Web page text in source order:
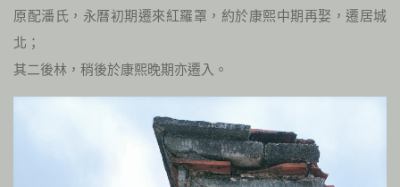
原配潘氏，永曆初期遷來紅羅罩，約於康熙中期再娶，遷居城
北；
其二後林，稍後於康熙晚期亦遷入。